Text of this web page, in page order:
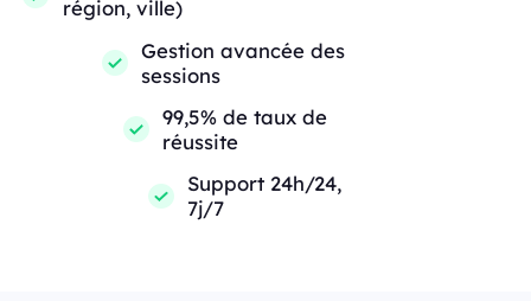
région, ville)
Gestion avancée des
sessions
99,5% de taux de
réussite
Support 24h/24,
7j/7